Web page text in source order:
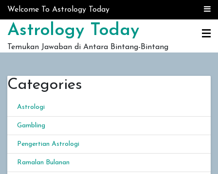
Skip to content
Welcome To Astrology Today
Astrology Today
Temukan Jawaban di Antara Bintang-Bintang
Categories
Astrologi
Gambling
Pengertian Astrologi
Ramalan Bulanan